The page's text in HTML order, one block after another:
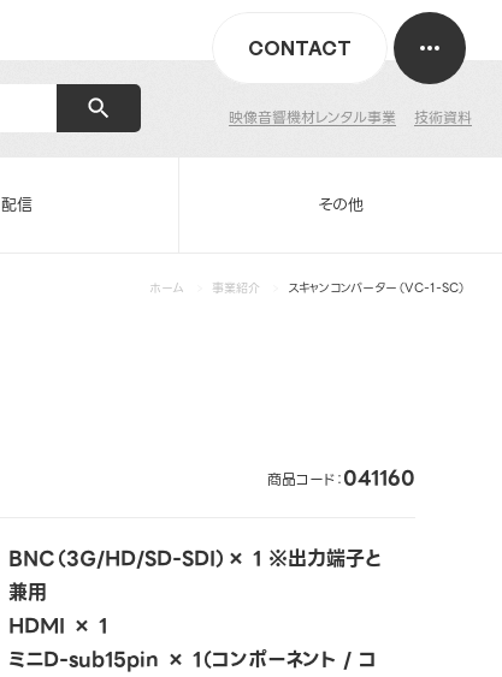
映像音響機材レンタル事業 技術資料
CONTACT
配信 その他
ホーム 事業紹介 スキャンコンバーター（VC-1-SC）
商品コード：041160
BNC（3G/HD/SD-SDI）× 1 ※出力端子と
兼用
HDMI × 1
ミニD-sub15pin × 1（コンポーネント / コ